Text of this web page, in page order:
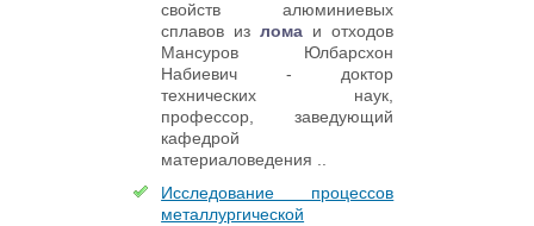
свойств алюминиевых
сплавов излома и отходов
Мансуров Юлбарсхон
Набиевич - доктор
технических наук,
профессор, заведующий
кафедрой
материаловедения ..
Исследование процессов
металлургической